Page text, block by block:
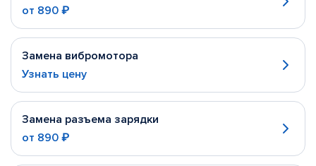
от 890 ₽
Замена вибромотора
Узнать цену
Замена разъема зарядки
от 890 ₽